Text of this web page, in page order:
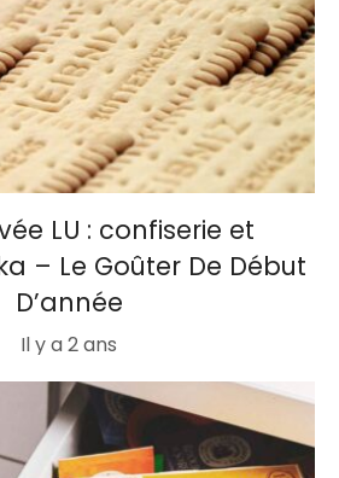
LU : confiserie et
– Le Goûter De Début
D’année
Il y a 2 ans